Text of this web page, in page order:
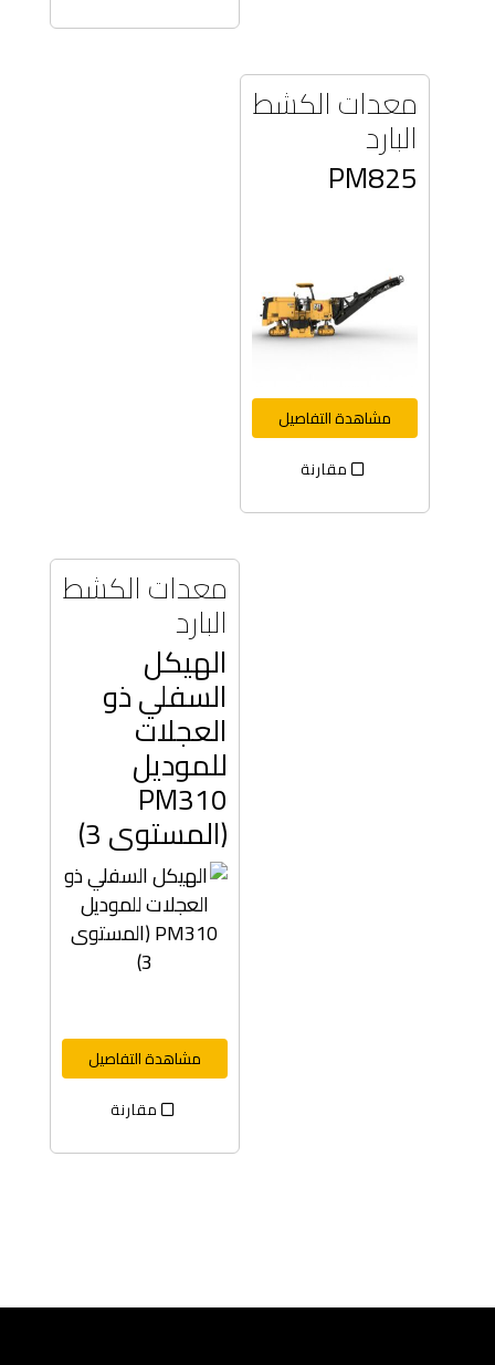
معدات الكشط
البارد
PM825
مشاهدة التفاصيل
مقارنة
معدات الكشط
البارد
الهيكل
السفلي ذو
العجلات
للموديل
PM310
(المستوى 3)
مشاهدة التفاصيل
مقارنة